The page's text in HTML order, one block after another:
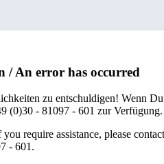
/ An error has occurred
zu entschuldigen! Wenn
(0)30 - 81097 - 601 zur Verfügung.
require assistance, please
- 601.